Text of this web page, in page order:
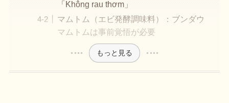
「Không rau thơm」
マムトム（エビ発酵調味料）：ブンダウ
マムトムは事前覚悟が必要
もっと見る